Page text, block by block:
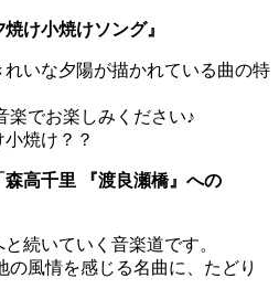
け小焼けソング』
いな夕陽が描かれている曲の特
楽でお楽しみください♪
焼け？？
高千里 『渡良瀬橋』への
と続いていく音楽道です。
の風情を感じる名曲に、たどり